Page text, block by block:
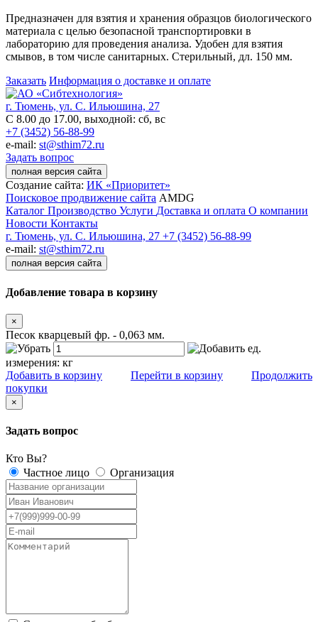
Предназначен для взятия и хранения образцов биологического
материала с целью безопасной транспортировки в
лабораторию для проведения анализа. Удобен для взятия
смывов, в том числе санитарных. Стерильный, дл. 150 мм.
Заказать Информация о доставке и оплате
г. Тюмень, ул. С. Ильюшина, 27
С 8.00 до 17.00, выходной: сб, вс
+7 (3452) 56-88-99
e-mail: st@sthim72.ru
Задать вопрос
полная версия сайта
Создание сайта: ИК «Приоритет»
Поисковое продвижение сайта AMDG
Каталог Производство Услуги Доставка и оплата О компании
Новости Контакты
г. Тюмень, ул. С. Ильюшина, 27 +7 (3452) 56-88-99
e-mail: st@sthim72.ru
полная версия сайта
Добавление товара в корзину
×
Песок кварцевый фр. - 0,063 мм.
ед.
измерения: кг
Добавить в корзину
Перейти в корзину
Продолжить
покупки
×
Задать вопрос
Кто Вы?
Частное лицо
Организация